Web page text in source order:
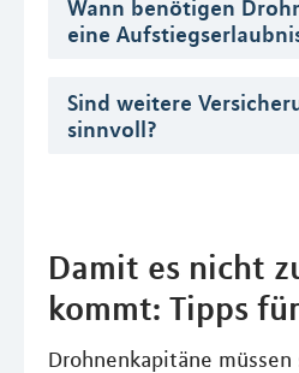
Wann benötigen
eine
Sind weitere
sinnvoll?
Damit es nicht
kommt: Tipps
Drohnenkapitäne